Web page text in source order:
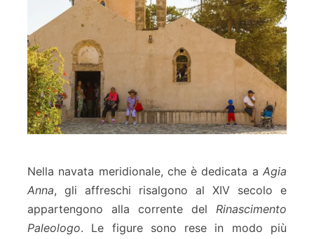
Nella navata meridionale, che è dedicata a Agia
Anna, gli affreschi risalgono al XIV secolo e
appartengono alla corrente del Rinascimento
Paleologo. Le figure sono rese in modo più